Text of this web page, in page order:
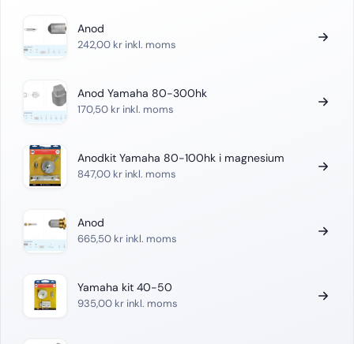
Anod
242,00 kr inkl. moms
Anod Yamaha 80-300hk
170,50 kr inkl. moms
Anodkit Yamaha 80-100hk i magnesium
847,00 kr inkl. moms
Anod
665,50 kr inkl. moms
Yamaha kit 40-50
935,00 kr inkl. moms